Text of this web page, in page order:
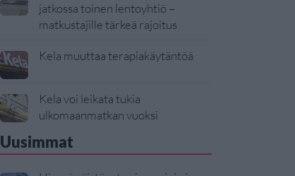
jatkossa toinen lentoyhtiö –
matkustajille tärkeä rajoitus
Kela muuttaa terapiakäytäntöä
Kela voi leikata tukia
ulkomaanmatkan vuoksi
Uusimmat